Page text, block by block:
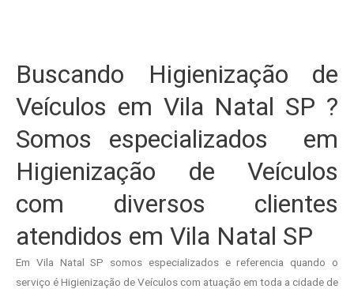
Buscando Higienização de
Veículos em Vila Natal SP ?
Somos especializados em
Higienização de Veículos
com diversos clientes
atendidos em Vila Natal SP
Em Vila Natal SP somos especializados e referencia quando o
serviço é Higienização de Veículos com atuação em toda a cidade de